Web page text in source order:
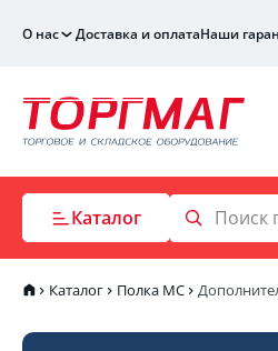
О нас Доставка и оплатаНаши
Каталог
Каталог Полка МС